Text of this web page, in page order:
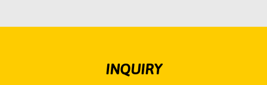
採用情報
お問合せ・申込INQUIRY